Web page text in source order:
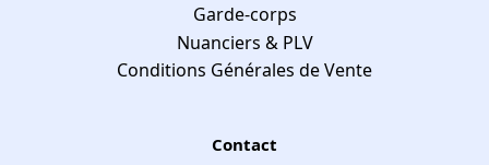
Garde-corps
Nuanciers & PLV
Conditions Générales de Vente
Contact